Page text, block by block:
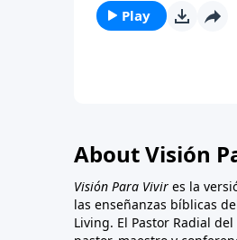
bíblico está
bíblicas, pero las
nuestra vidas;
embargo, el
Play
About Visión
Visión Para Vivir es la
las enseñanzas bíblicas
Living. El Pastor Radial